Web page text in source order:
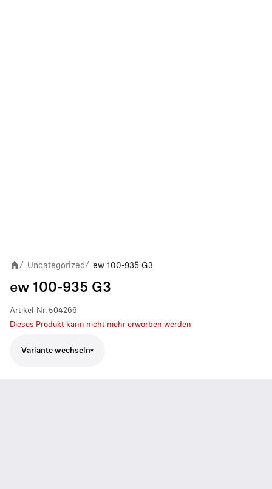
/ Uncategorized / ew 100-935 G3
ew 100-935 G3
Artikel-Nr. 504266
Dieses Produkt kann nicht mehr erworben werden
Variante wechseln